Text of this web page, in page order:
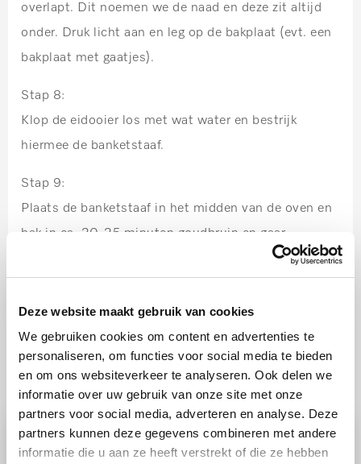
Deze website maakt gebruik van cookies
We gebruiken cookies om content en advertenties te
personaliseren, om functies voor social media te bieden
en om ons websiteverkeer te analyseren. Ook delen we
informatie over uw gebruik van onze site met onze
partners voor social media, adverteren en analyse. Deze
partners kunnen deze gegevens combineren met andere
informatie die u aan ze heeft verstrekt of die ze hebben
overlapt. Dit noemen we de naad en deze zit altijd
onder. Druk licht aan en leg op de bakplaat (evt. een
bakplaat met gaatjes).
Stap 8:
Klop de eidooier los met wat water en bestrijk
hiermee de banketstaaf.
Stap 9:
Plaats de banketstaaf in het midden van de oven en
bak in ca. 20-25 minuten goudbruin en gaar.
Ook lekker